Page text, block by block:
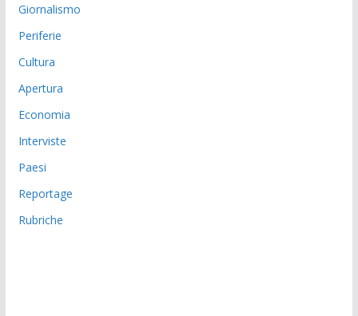
Giornalismo
Periferie
Cultura
Apertura
Economia
Interviste
Paesi
Reportage
Rubriche